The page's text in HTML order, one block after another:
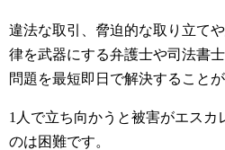
違法な取引、脅迫的な取り立て
律を武器にする弁護士や司法書
問題を最短即日で解決することが
1人で立ち向かうと被害がエスカ
のは困難です。